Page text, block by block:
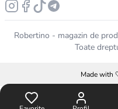
Robertino - magazin de
Toate
Made with